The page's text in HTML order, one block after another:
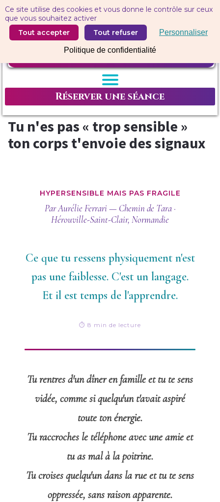
Ce site utilise des cookies et vous donne le contrôle sur ceux
que vous souhaitez activer
Tout accepter
Tout refuser Personnaliser
Politique de confidentialité
Réserver une séance
Tu n'es pas « trop sensible »
ton corps t'envoie des signaux
HYPERSENSIBLE MAIS PAS FRAGILE
Par Aurélie Ferrari — Chemin de Tara ·
Hérouville-Saint-Clair, Normandie
Ce que tu ressens physiquement n'est
pas une faiblesse. C'est un langage.
Et il est temps de l'apprendre.
⏱ 8 min de lecture
Tu rentres d'un dîner en famille et tu te sens
vidée, comme si quelqu'un t'avait aspiré
toute ton énergie.
Tu raccroches le téléphone avec une amie et
tu as mal à la poitrine.
Tu croises quelqu'un dans la rue et tu te sens
oppressée, sans raison apparente.